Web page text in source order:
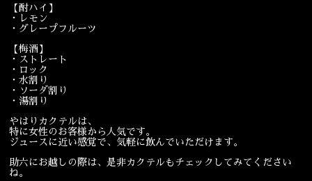
【酎ハイ】
・レモン
・グレープフルーツ
【梅酒】
・ストレート
・ロック
・水割り
・ソーダ割り
・湯割り
やはりカクテルは、
特に女性のお客様から人気です。
ジュースに近い感覚で、気軽に飲んでいただけます。
助六にお越しの際は、是非カクテルもチェックしてみてください
ね。